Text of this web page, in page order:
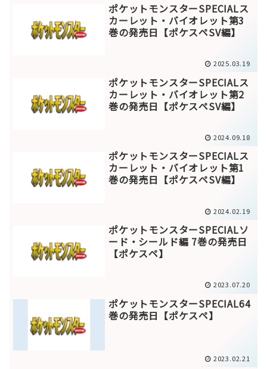
ポケットモンスターSPECIALス
カーレット・バイオレット第3
巻の発売日【ポケスペSV編】
2025.03.19
ポケットモンスターSPECIALス
カーレット・バイオレット第2
巻の発売日【ポケスペSV編】
2024.09.18
ポケットモンスターSPECIALス
カーレット・バイオレット第1
巻の発売日【ポケスペSV編】
2024.02.19
ポケットモンスターSPECIALソ
ード・シールド編 7巻の発売日
【ポケスペ】
2023.07.20
ポケットモンスターSPECIAL64
巻の発売日【ポケスペ】
2023.02.21